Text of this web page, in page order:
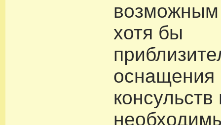
возможным
хотя бы
оснащения